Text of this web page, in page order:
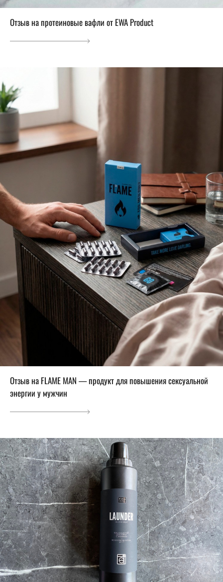
Отзыв на протеиновые вафли от EWA Product
Отзыв на FLAME MAN — продукт для повышения сексуальной
энергии у мужчин